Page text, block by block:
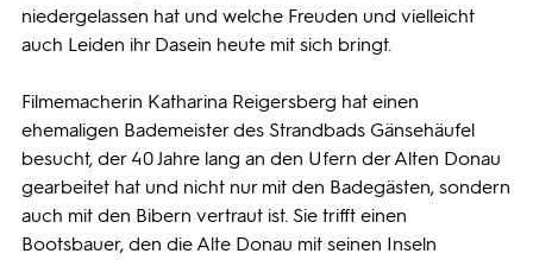
niedergelassen hat und welche Freuden und vielleicht
auch Leiden ihr Dasein heute mit sich bringt.
Filmemacherin Katharina Reigersberg hat einen
ehemaligen Bademeister des Strandbads Gänsehäufel
besucht, der 40 Jahre lang an den Ufern der Alten Donau
gearbeitet hat und nicht nur mit den Badegästen, sondern
auch mit den Bibern vertraut ist. Sie trifft einen
Bootsbauer, den die Alte Donau mit seinen Inseln